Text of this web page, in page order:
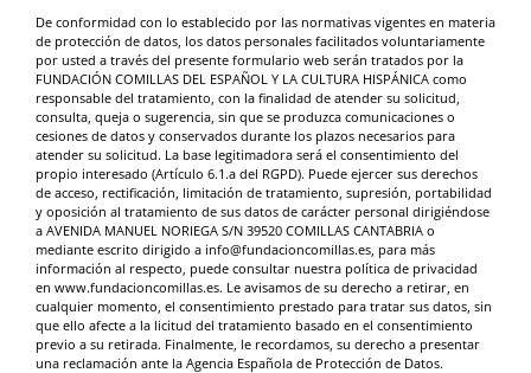
De conformidad con lo establecido por las normativas vigentes en materia
de protección de datos, los datos personales facilitados voluntariamente
por usted a través del presente formulario web serán tratados por la
FUNDACIÓN COMILLAS DEL ESPAÑOL Y LA CULTURA HISPÁNICA como
responsable del tratamiento, con la finalidad de atender su solicitud,
consulta, queja o sugerencia, sin que se produzca comunicaciones o
cesiones de datos y conservados durante los plazos necesarios para
atender su solicitud. La base legitimadora será el consentimiento del
propio interesado (Artículo 6.1.a del RGPD). Puede ejercer sus derechos
de acceso, rectificación, limitación de tratamiento, supresión, portabilidad
y oposición al tratamiento de sus datos de carácter personal dirigiéndose
a AVENIDA MANUEL NORIEGA S/N 39520 COMILLAS CANTABRIA o
mediante escrito dirigido a info@fundacioncomillas.es, para más
información al respecto, puede consultar nuestra política de privacidad
en www.fundacioncomillas.es. Le avisamos de su derecho a retirar, en
cualquier momento, el consentimiento prestado para tratar sus datos, sin
que ello afecte a la licitud del tratamiento basado en el consentimiento
previo a su retirada. Finalmente, le recordamos, su derecho a presentar
una reclamación ante la Agencia Española de Protección de Datos.